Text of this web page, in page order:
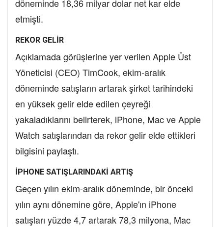
döneminde 18,36 milyar dolar net kar elde
etmişti.
REKOR GELİR
Açıklamada görüşlerine yer verilen Apple Üst
Yöneticisi (CEO) TimCook, ekim-aralık
döneminde satışların artarak şirket tarihindeki
en yüksek gelir elde edilen çeyreği
yakaladıklarını belirterek, iPhone, Mac ve Apple
Watch satışlarından da rekor gelir elde ettikleri
bilgisini paylaştı.
İPHONE SATIŞLARINDAKİ ARTIŞ
Geçen yılın ekim-aralık döneminde, bir önceki
yılın aynı dönemine göre, Apple'ın iPhone
satışları yüzde 4,7 artarak 78,3 milyona, Mac